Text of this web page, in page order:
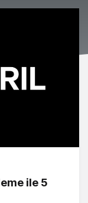
ile 5